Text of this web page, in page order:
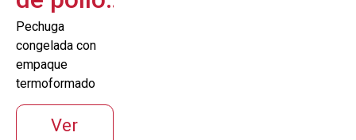
campesina
claripack
Pechuga
congelada con
empaque
termoformado
Ver